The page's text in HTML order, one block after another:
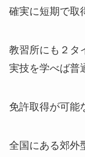
確実に短期で取
教習所にも２タ
実技を学べば普
免許取得が可能
全国にある郊外